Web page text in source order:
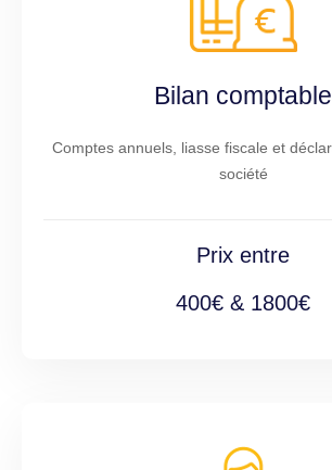
Bilan comptable
Comptes annuels, liasse fiscale et
société
Prix entre
400€ & 1800€